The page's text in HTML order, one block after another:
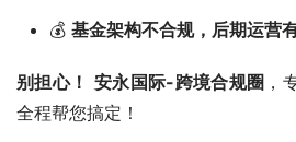
💰 基金架构不合规，后期运营
别担心！ 安永国际-跨境合规圈 ，
全程帮您搞定！